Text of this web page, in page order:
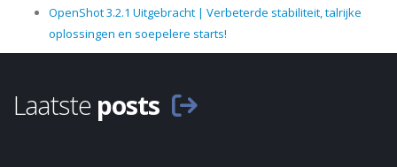
OpenShot 3.2.1 Uitgebracht | Verbeterde stabiliteit, talrijke
oplossingen en soepelere starts!
Laatste posts